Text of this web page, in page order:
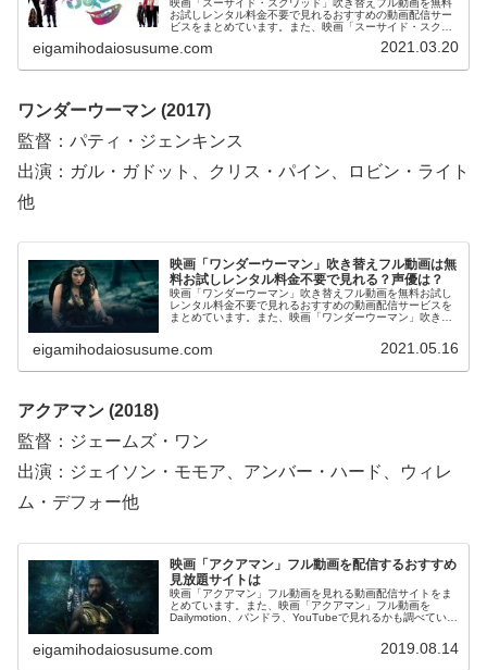
映画「スーサイド・スクワッド」吹き替えフル動画を無料
お試しレンタル料金不要で見れるおすすめの動画配信サー
ビスをまとめています。また、映画「スーサイド・スクワ
ています。そして、映画「スーサイド・スクワッド」の作
配信サービス選びや映画本編を見る前の予備知識として役
eigamihodaiosusume.com 2021.03.20
ワンダーウーマン (2017)
監督：パティ・ジェンキンス
出演：ガル・ガドット、クリス・パイン、ロビン・ライト
他
映画「ワンダーウーマン」吹き替えフル動画は無
料お試しレンタル料金不要で見れる？声優は？
映画「ワンダーウーマン」吹き替えフル動画を無料お試し
レンタル料金不要で見れるおすすめの動画配信サービスを
まとめています。また、映画「ワンダーウーマン」吹き替
YouTubeで見れるかも調べています。そして、映画「ワン
ダーウーマン」の作品情報・あらすじについてもお伝えし
eigamihodaiosusume.com 2021.05.16
アクアマン (2018)
監督：ジェームズ・ワン
出演：ジェイソン・モモア、アンバー・ハード、ウィレ
ム・デフォー他
映画「アクアマン」フル動画を配信するおすすめ
見放題サイトは
映画「アクアマン」フル動画を見れる動画配信サイトをま
とめています。また、映画「アクアマン」フル動画を
Dailymotion、パンドラ、YouTubeで見れるかも調べていま
感想についてもお伝えしていますので、動画配信サービス
選びや映画本編を見る前の予備知識として役立ててくださ
eigamihodaiosusume.com 2019.08.14